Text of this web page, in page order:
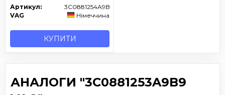
Артикул:
3C0881254A9B9
VAG
Німеччина
КУПИТИ
АНАЛОГИ "3C0881253A9B9